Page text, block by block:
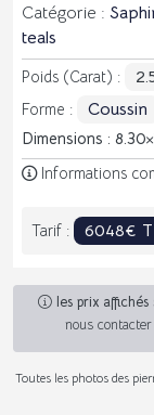
Catégorie :
teals
Poids (Carat) :
Forme : Coussin
Dimensions : 8.30
Informations
Tarif : 6048€
les prix
nous
Toutes les photos des